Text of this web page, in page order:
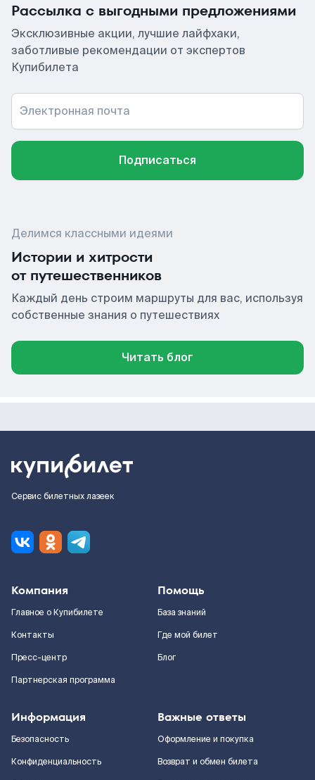
Рассылка с выгодными предложениями
Эксклюзивные акции, лучшие лайфхаки,
заботливые рекомендации от экспертов
Купибилета
Электронная почта
Подписаться
Делимся классными идеями
Истории и хитрости
от путешественников
Каждый день строим маршруты для вас, используя
собственные знания о путешествиях
Читать блог
Сервис билетных лазеек
Компания
Главное о Купибилете
Контакты
Пресс-центр
Партнерская программа
Помощь
База знаний
Где мой билет
Блог
Информация
Безопасность
Конфиденциальность
Важные ответы
Оформление и покупка
Возврат и обмен билета